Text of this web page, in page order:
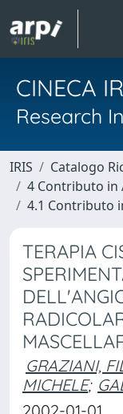
CINECA
Research
IRIS
Catalogo
4 Contributo in
4.1 Contributo
TERAPIA
GRAZIANI,
MICHELE;